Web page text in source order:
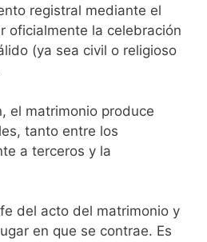
registral mediante el
oficialmente la celebración
(ya sea civil o religioso
el matrimonio produce
tanto entre los
a terceros y la
del acto del matrimonio y
en que se contrae. Es